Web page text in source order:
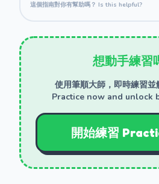
這個指南對你有幫助嗎？ Is this helpful?
想動手練習
使用筆順大師，即時練習並
Practice now and unlock
開始練習